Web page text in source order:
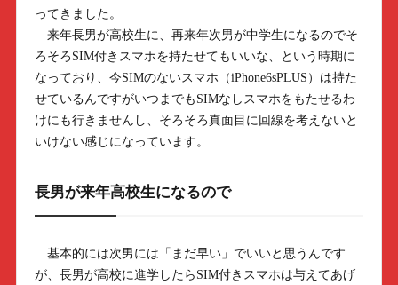
ってきました。
来年長男が高校生に、再来年次男が中学生になるのでそ
ろそろSIM付きスマホを持たせてもいいな、という時期に
なっており、今SIMのないスマホ（iPhone6sPLUS）は持た
せているんですがいつまでもSIMなしスマホをもたせるわ
けにも行きませんし、そろそろ真面目に回線を考えないと
いけない感じになっています。
長男が来年高校生になるので
基本的には次男には「まだ早い」でいいと思うんです
が、長男が高校に進学したらSIM付きスマホは与えてあげ